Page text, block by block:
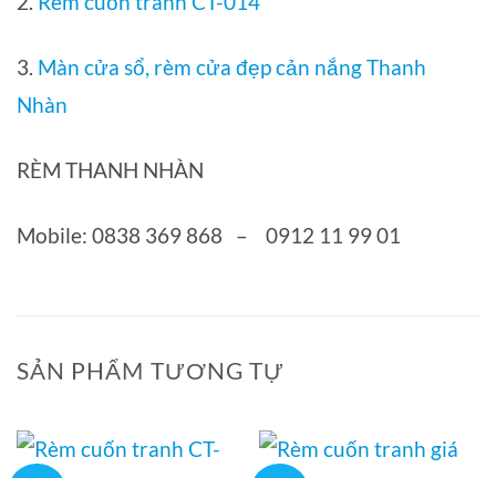
3. Màn cửa sổ, rèm cửa đẹp cản nắng Thanh
Nhàn
RÈM THANH NHÀN
Mobile: 0838 369 868 – 0912 11 99 01
SẢN PHẨM TƯƠNG TỰ